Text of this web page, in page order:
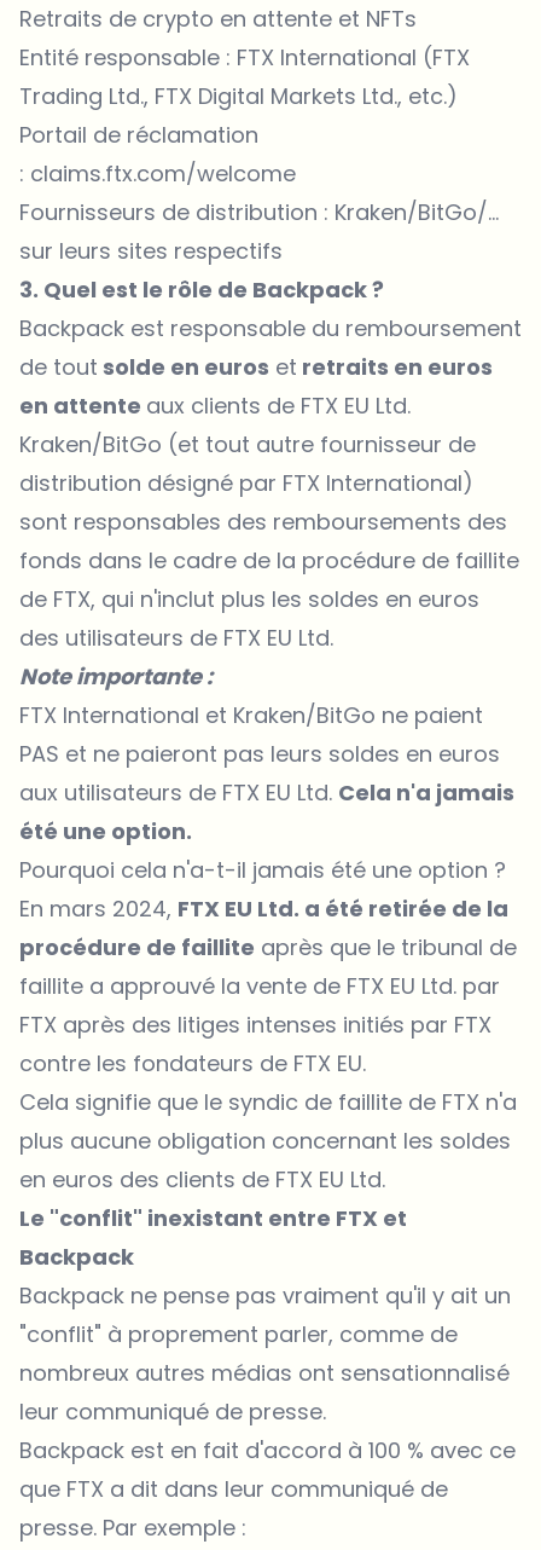
Retraits de crypto en attente et NFTs
Entité responsable : FTX International (FTX
Trading Ltd., FTX Digital Markets Ltd., etc.)
Portail de réclamation
: claims.ftx.com/welcome
Fournisseurs de distribution : Kraken/BitGo/...
sur leurs sites respectifs
3. Quel est le rôle de Backpack ?
Backpack est responsable du remboursement
de tout solde en euros et retraits en euros
en attente aux clients de FTX EU Ltd.
Kraken/BitGo (et tout autre fournisseur de
distribution désigné par FTX International)
sont responsables des remboursements des
fonds dans le cadre de la procédure de faillite
de FTX, qui n'inclut plus les soldes en euros
des utilisateurs de FTX EU Ltd.
Note importante :
FTX International et Kraken/BitGo ne paient
PAS et ne paieront pas leurs soldes en euros
aux utilisateurs de FTX EU Ltd. Cela n'a jamais
été une option.
Pourquoi cela n'a-t-il jamais été une option ?
En mars 2024, FTX EU Ltd. a été retirée de la
procédure de faillite après que le tribunal de
faillite a approuvé la vente de FTX EU Ltd. par
FTX après des litiges intenses initiés par FTX
contre les fondateurs de FTX EU.
Cela signifie que le syndic de faillite de FTX n'a
plus aucune obligation concernant les soldes
en euros des clients de FTX EU Ltd.
Le "conflit" inexistant entre FTX et
Backpack
Backpack ne pense pas vraiment qu'il y ait un
"conflit" à proprement parler, comme de
nombreux autres médias ont sensationnalisé
leur communiqué de presse.
Backpack est en fait d'accord à 100 % avec ce
que FTX a dit dans leur communiqué de
presse. Par exemple :